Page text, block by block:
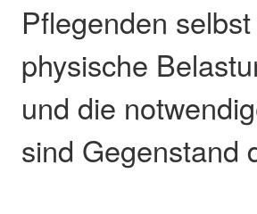
Pflegenden
physische
und die
sind Gegenstand